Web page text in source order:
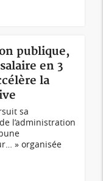
publique,
en 3
la
sa
l’administration
» organisée